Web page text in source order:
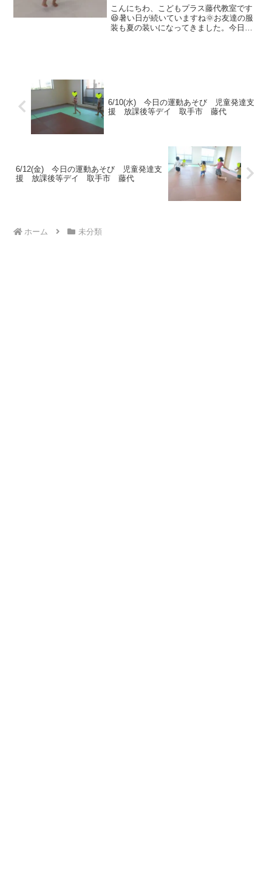
こんにちわ、こどもプラス藤代教室です
😆暑い日が続いていますね🌞お友達の服
装も夏の装いになってきました。今日
6/10(水) 今日の運動あそび 児童発達支
援 放課後等デイ 取手市 藤代
6/12(金) 今日の運動あそび 児童発達支
援 放課後等デイ 取手市 藤代
ホーム 未分類